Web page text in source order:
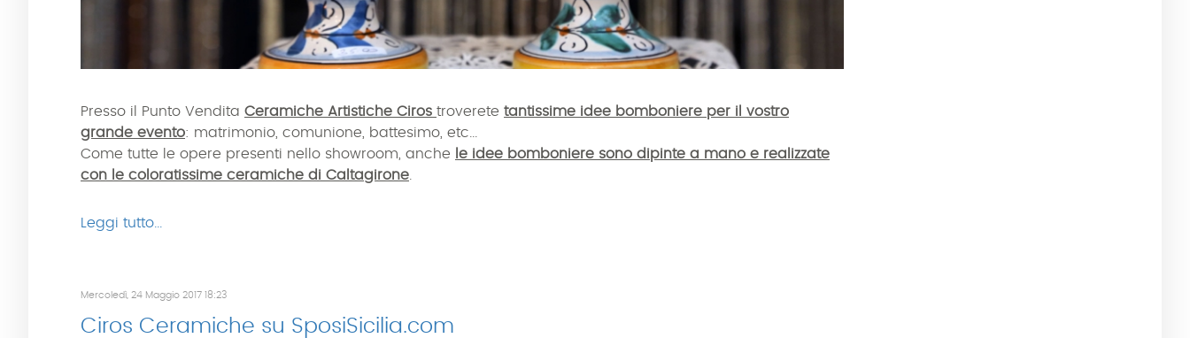
Presso il Punto Vendita Ceramiche Artistiche Ciros troverete tantissime idee bomboniere per il vostro
grande evento: matrimonio, comunione, battesimo, etc...
Come tutte le opere presenti nello showroom, anche
le idee bomboniere sono dipinte a mano e realizzate
con le coloratissime ceramiche di Caltagirone
Leggi tutto...
Mercoledì, 24 Maggio 2017 18:23
Ciros Ceramiche su SposiSicilia.com